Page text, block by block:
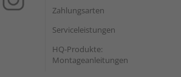
Zahlungsarten
Serviceleistungen
HQ-Produkte:
Montageanleitungen